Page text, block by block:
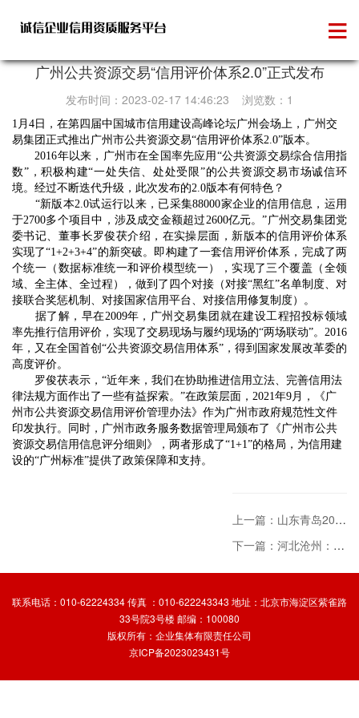
信用承诺
广州公共资源交易“信用评价体系2.0”正式发布
发布时间：2023-02-17 14:46:23 浏览数：1
1月4日，在第四届中国城市信用建设高峰论坛广州会场上，广州交
易集团正式推出广州市公共资源交易“信用评价体系2.0”版本。
2016年以来，广州市在全国率先应用“公共资源交易综合信用指
数”，积极构建“一处失信、处处受限”的公共资源交易市场诚信环
境。经过不断迭代升级，此次发布的2.0版本有何特色？
“新版本2.0试运行以来，已采集88000家企业的信用信息，运用
于2700多个项目中，涉及成交金额超过2600亿元。”广州交易集团党
委书记、董事长罗俊茯介绍，在实操层面，新版本的信用评价体系
实现了“1+2+3+4”的新突破。即构建了一套信用评价体系，完成了两
个统一（数据标准统一和评价模型统一），实现了三个覆盖（全领
域、全主体、全过程），做到了四个对接（对接“黑红”名单制度、对
接联合奖惩机制、对接国家信用平台、对接信用修复制度）。
据了解，早在2009年，广州交易集团就在建设工程招投标领域
率先推行信用评价，实现了交易现场与履约现场的“两场联动”。2016
年，又在全国首创“公共资源交易信用体系”，得到国家发展改革委的
高度评价。
罗俊茯表示，“近年来，我们在协助推进信用立法、完善信用法
律法规方面作出了一些有益探索。”在政策层面，2021年9月，《广
州市公共资源交易信用评价管理办法》作为广州市政府规范性文件
印发执行。同时，广州市政务服务数据管理局颁布了《广州市公共
资源交易信用信息评分细则》，两者形成了“1+1”的格局，为信用建
设的“广州标准”提供了政策保障和支持。
上一篇：山东青岛200余个建筑工程招投标推行“告知承诺制”
下一篇：河北沧州：落地70余个信用应用场景
联系电话：010-62224334 传真 ：010-622243343 地址：北京市海淀区紫雀路
33号院3号楼 邮编：100080
版权所有：企业集体有限责任公司
京ICP备2023023431号